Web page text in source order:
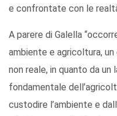
e confrontate con le
A parere di Galella
ambiente e agricoltura,
non reale, in quanto da
fondamentale
custodire l’ambiente e